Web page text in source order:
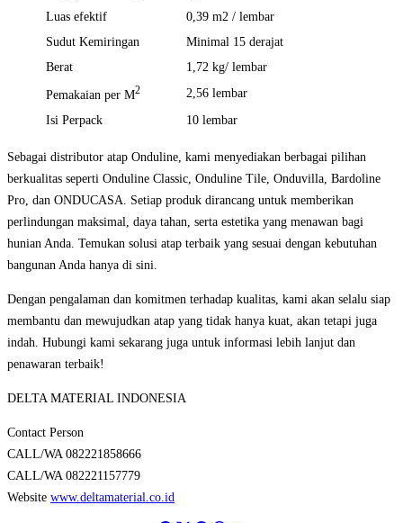
Luas efektif
0,39 m2 / lembar
Sudut Kemiringan
Minimal 15 derajat
Berat
1,72 kg/ lembar
Pemakaian per M2
2,56 lembar
Isi Perpack
10 lembar
Sebagai distributor atap Onduline, kami menyediakan berbagai pilihan
berkualitas seperti Onduline Classic, Onduline Tile, Onduvilla, Bardoline
Pro, dan ONDUCASA. Setiap produk dirancang untuk memberikan
perlindungan maksimal, daya tahan, serta estetika yang menawan bagi
hunian Anda. Temukan solusi atap terbaik yang sesuai dengan kebutuhan
bangunan Anda hanya di sini.
Dengan pengalaman dan komitmen terhadap kualitas, kami akan selalu siap
membantu dan mewujudkan atap yang tidak hanya kuat, akan tetapi juga
indah. Hubungi kami sekarang juga untuk informasi lebih lanjut dan
penawaran terbaik!
DELTA MATERIAL INDONESIA
Contact Person
CALL/WA 082221858666
CALL/WA 082221157779
Website www.deltamaterial.co.id